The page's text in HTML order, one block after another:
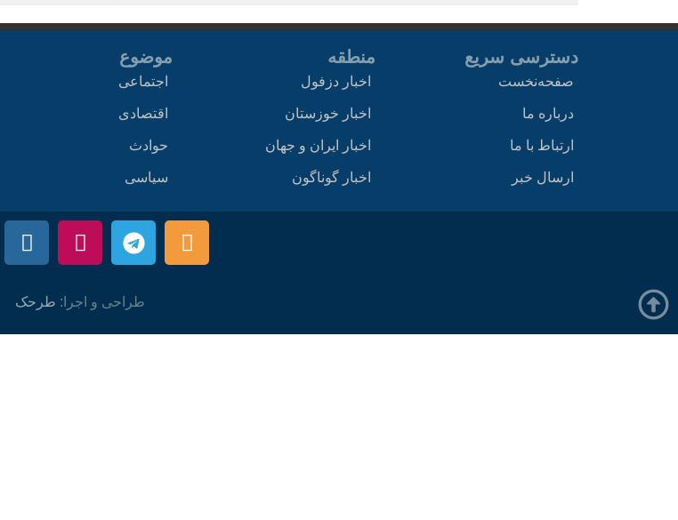
دسترسی سریع
صفحه‌نخست
درباره ما
ارتباط با ما
ارسال خبر
منطقه
اخبار دزفول
اخبار خوزستان
اخبار ایران و جهان
اخبار گوناگون
موضوع
اجتماعی
اقتصادی
حوادث
سیاسی
طراحی و اجرا: طرحک